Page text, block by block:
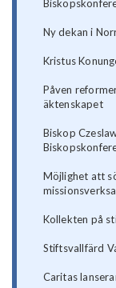
Ny dekan i
Kristus
Påven
äktenskapet
Biskop
Möjlighet att
Kollekten på
Stiftsvallfärd
Caritas